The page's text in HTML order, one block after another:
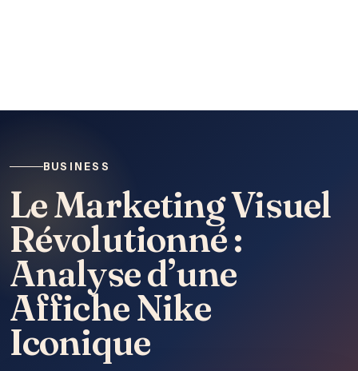
BUSINESS
Le Marketing Visuel
Révolutionné :
Analyse d’une
Affiche Nike
Iconique